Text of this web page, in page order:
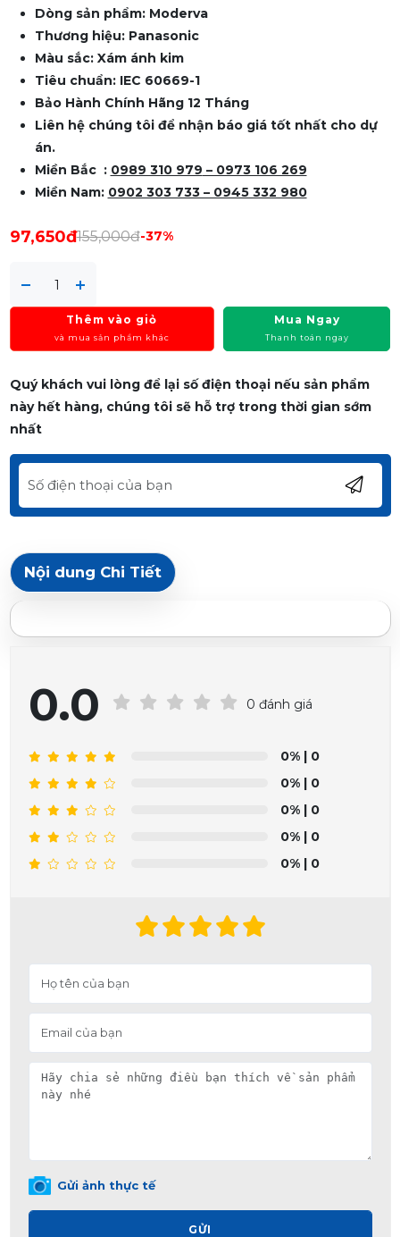
Dòng sản phẩm: Moderva
Thương hiệu: Panasonic
Màu sắc: Xám ánh kim
Tiêu chuẩn: IEC 60669-1
Bảo Hành Chính Hãng 12 Tháng
Liên hệ chúng tôi để nhận báo giá tốt nhất cho dự
án.
Miền Bắc : 0989 310 979 – 0973 106 269
Miền Nam: 0902 303 733 – 0945 332 980
97,650đ155,000đ-37%
Thêm vào giỏ
và mua sản phẩm khác
Mua Ngay
Thanh toán ngay
Quý khách vui lòng để lại số điện thoại nếu sản phẩm
này hết hàng, chúng tôi sẽ hỗ trợ trong thời gian sớm
nhất
Nội dung Chi Tiết
0.0 0 đánh giá
0% | 0
0% | 0
0% | 0
0% | 0
0% | 0
Gửi ảnh thực tế
GỬI